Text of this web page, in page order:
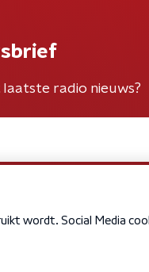
radio nieuws?